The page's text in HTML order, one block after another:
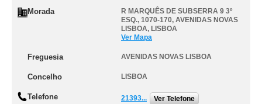
Morada
R MARQUÊS DE SUBSERRA 9 3º
ESQ., 1070-170, AVENIDAS NOVAS
LISBOA, LISBOA
Ver Mapa
Freguesia AVENIDAS NOVAS LISBOA
Concelho LISBOA
Telefone 21393... Ver Telefone